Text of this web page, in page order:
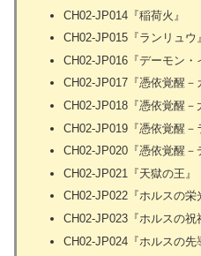
CH02-JP014『稲荷火』
CH02-JP015『ランリュウ』
CH02-JP016『デーモン・
CH02-JP017『憑依覚醒－
CH02-JP018『憑依覚醒－
CH02-JP019『憑依覚醒－
CH02-JP020『憑依覚醒－
CH02-JP021『天獄の王』
CH02-JP022『ホルスの栄
CH02-JP023『ホルスの祝
CH02-JP024『ホルスの先